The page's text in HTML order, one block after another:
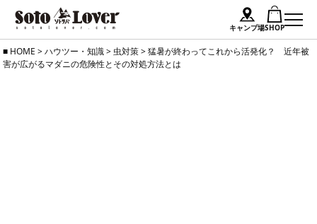
キャンプ場SHOP
Skip
to
HOME >ハウツー・知識> 虫対策>猛暑が終わってこれから活発化？ 近年被
害が広がるマダニの危険性とその対処方法とは